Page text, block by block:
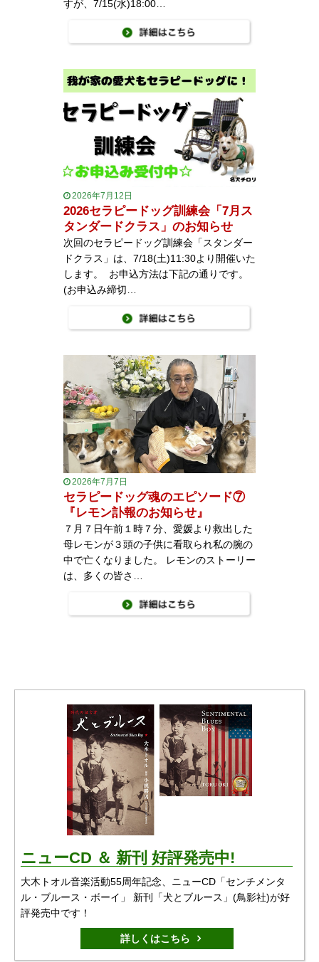
すが、7/15(水)18:00…
2026年7月12日
2026セラピードッグ訓練会「7月ス
タンダードクラス」のお知らせ
次回のセラピードッグ訓練会「スタンダー
ドクラス」は、7/18(土)11:30より開催いた
します。 お申込方法は下記の通りです。
(お申込み締切…
2026年7月7日
セラピードッグ魂のエピソード⑦
『レモン訃報のお知らせ』
７月７日午前１時７分、愛媛より救出した
母レモンが３頭の子供に看取られ私の腕の
中で亡くなりました。 レモンのストーリー
は、多くの皆さ…
ニューCD ＆ 新刊 好評発売中!
大木トオル音楽活動55周年記念、ニューCD「センチメンタ
ル・ブルース・ボーイ」 新刊「犬とブルース」(鳥影社)が好
評発売中です！
詳しくはこちら